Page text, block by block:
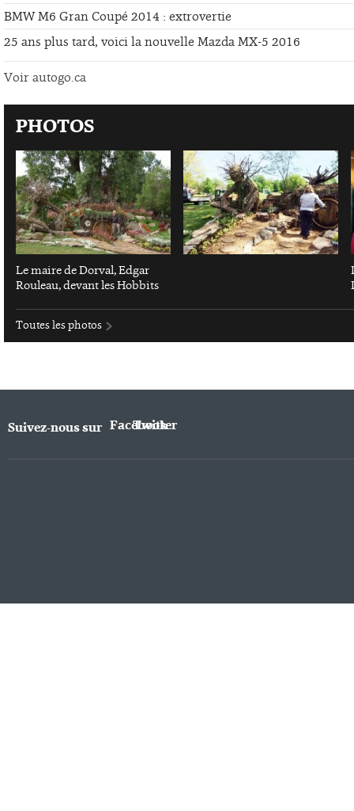
BMW M6 Gran Coupé 2014 : extrovertie
25 ans plus tard, voici la nouvelle Mazda MX-5 2016
Voir autogo.ca
PHOTOS
Le maire de Dorval, Edgar
Rouleau, devant les Hobbits
Toutes les photos
Suivez-nous sur Facebook
Twitter